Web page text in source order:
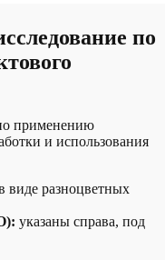
по
применению
и использования
виде разноцветных
указаны справа, под